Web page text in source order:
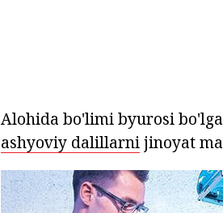
Alohida bo'limi byurosi
ashyoviy dalillarnijinoyat